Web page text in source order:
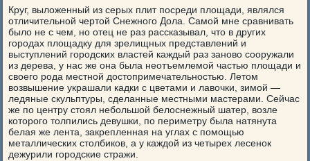
Круг, выложенный из серых плит посреди площади, являлся
отличительной чертой Снежного Дола. Самой мне сравнивать
было не с чем, но отец не раз рассказывал, что в других
городах площадку для зрелищных представлений и
выступлений городских властей каждый раз заново сооружали
из дерева, у нас же она была неотъемлемой частью площади и
своего рода местной достопримечательностью. Летом
возвышение украшали кадки с цветами и лавочки, зимой —
ледяные скульптуры, сделанные местными мастерами. Сейчас
же по центру стоял небольшой белоснежный шатер, возле
которого толпились девушки, по периметру была натянута
белая же лента, закрепленная на углах с помощью
металлических столбиков, а у каждой из четырех лесенок
дежурили городские стражи.